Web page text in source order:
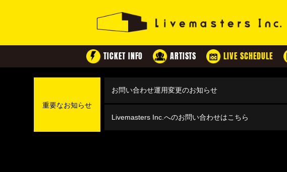
TICKET INFO ARTISTS LIVE SCHEDULE
重要なお知らせ
お問い合わせ運用変更のお知らせ
Livemasters Inc.へのお問い合わせはこちら